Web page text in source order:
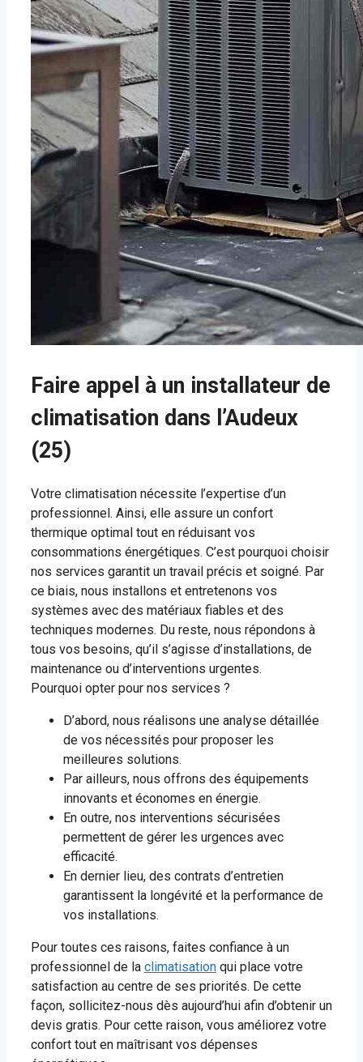
Faire appel à un installateur de
climatisation dans l’Audeux
(25)
Votre climatisation nécessite l’expertise d’un
professionnel. Ainsi, elle assure un confort
thermique optimal tout en réduisant vos
consommations énergétiques. C’est pourquoi choisir
nos services garantit un travail précis et soigné. Par
ce biais, nous installons et entretenons vos
systèmes avec des matériaux fiables et des
techniques modernes. Du reste, nous répondons à
tous vos besoins, qu’il s’agisse d’installations, de
maintenance ou d’interventions urgentes.
Pourquoi opter pour nos services ?
D’abord, nous réalisons une analyse détaillée
de vos nécessités pour proposer les
meilleures solutions.
Par ailleurs, nous offrons des équipements
innovants et économes en énergie.
En outre, nos interventions sécurisées
permettent de gérer les urgences avec
efficacité.
En dernier lieu, des contrats d’entretien
garantissent la longévité et la performance de
vos installations.
Pour toutes ces raisons, faites confiance à un
professionnel de la climatisation qui place votre
satisfaction au centre de ses priorités. De cette
façon, sollicitez-nous dès aujourd’hui afin d’obtenir un
devis gratis. Pour cette raison, vous améliorez votre
confort tout en maîtrisant vos dépenses